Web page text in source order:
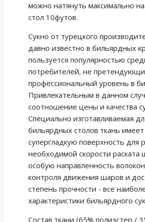
можно натянуть максимально
стол 10футов.
Сукно от турецкого
давно известно в бильярдных
пользуется популярностью
потребителей, не
профессиональный уровень в
Привлекательным в данном
соотношение цены и качества
Специально изготавливаемая
бильярдных столов ткань имеет
супергладкую поверхность для
необходимой скорости раската
особую направленность
контроля движения шаров и
степень прочности - все
характеристики бильярдного
Состав ткани (65% полиэстер /